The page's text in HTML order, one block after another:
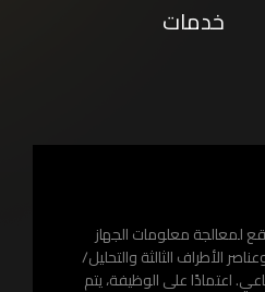
خدمات
لمعالجة معلومات الجهاز
الأطراف الثالثة والتحليل/
اعتمادًا على الوظيفة، يتم